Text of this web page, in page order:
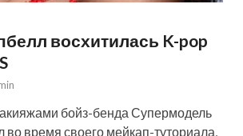
восхитилась K-pop
бойз-бенда Супермодель
время своего мейкап-туториала,